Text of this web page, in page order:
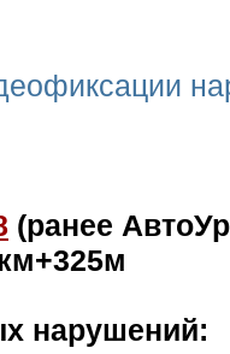
(ранее
нарушений: